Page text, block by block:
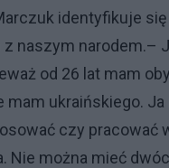
identyfikuje
naszym narodem.–
od 26 lat mam
mam ukraińskiego.
czy pracować
Nie można mieć